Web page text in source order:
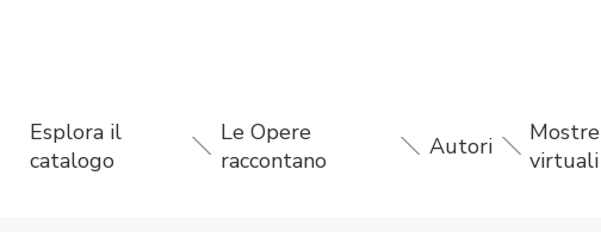
Esplora il
catalogo
Le Opere
raccontano
Autori
Mostre
virtuali